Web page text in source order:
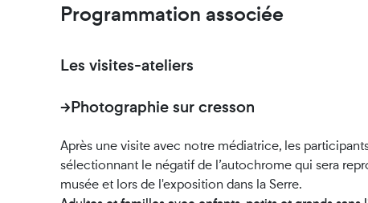
Programmation associée
Les visites-ateliers
→Photographie sur cresson
Après une visite avec notre médiatrice, les
sélectionnant le négatif de l’autochrome qui sera
musée et lors de l'exposition dans la Serre.